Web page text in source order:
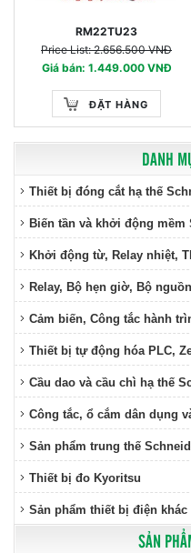
DANH
Thiết bị đóng cắt hạ thế
Biến tần và khởi động mềm
Khởi động từ, Relay nhiệt,
Relay, Bộ hẹn giờ, Bộ
Cảm biến, Công tắc hành
Thiết bị tự động hóa PLC,
Cầu dao và cầu chì hạ thế
Công tắc, ổ cắm dân dụng
Sản phẩm trung thế
Thiết bị đo Kyoritsu
Sản phẩm thiết bị điện khác
SẢN
RM22TU23
Price List: 2.656.500 VNĐ
Giá bán: 1.449.000 VNĐ
ĐẶT HÀNG